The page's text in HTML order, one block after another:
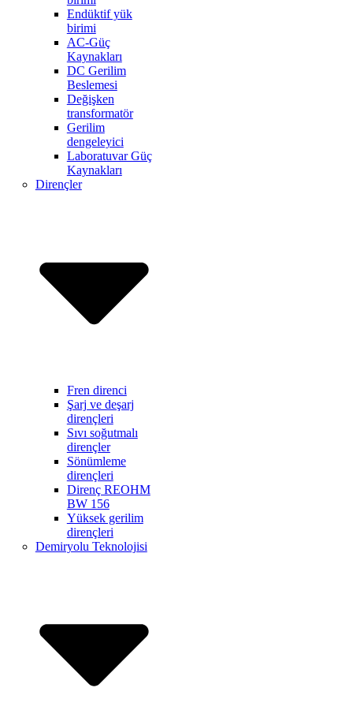
Endüktif yük
birimi
AC-Güç
Kaynakları
DC Gerilim
Beslemesi
Değişken
transformatör
Gerilim
dengeleyici
Laboratuvar Güç
Kaynakları
Dirençler
Fren direnci
Şarj ve deşarj
dirençleri
Sıvı soğutmalı
dirençler
Sönümleme
dirençleri
Direnç REOHM
BW 156
Yüksek gerilim
dirençleri
Demiryolu Teknolojisi